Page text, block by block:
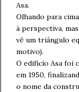
Asa.
Olhando para
à perspectiva,
vê um triângulo
motivo).
O edifício Asa foi
em 1950,
o nome da